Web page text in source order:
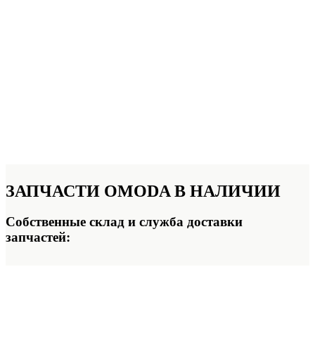
ЗАПЧАСТИ OMODAВ НАЛИЧИИ
Собственные склад и служба доставки
запчастей: